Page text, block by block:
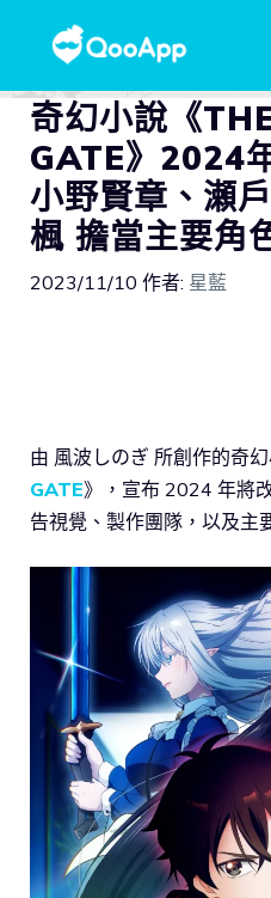
奇幻小說《
GATE》2024
小野賢章、瀬
楓 擔當主要角
2023/11/10 作者: 星藍
由 風波しのぎ 所創作的奇
GATE》，宣布 2024 年將
告視覺、製作團隊，以及主